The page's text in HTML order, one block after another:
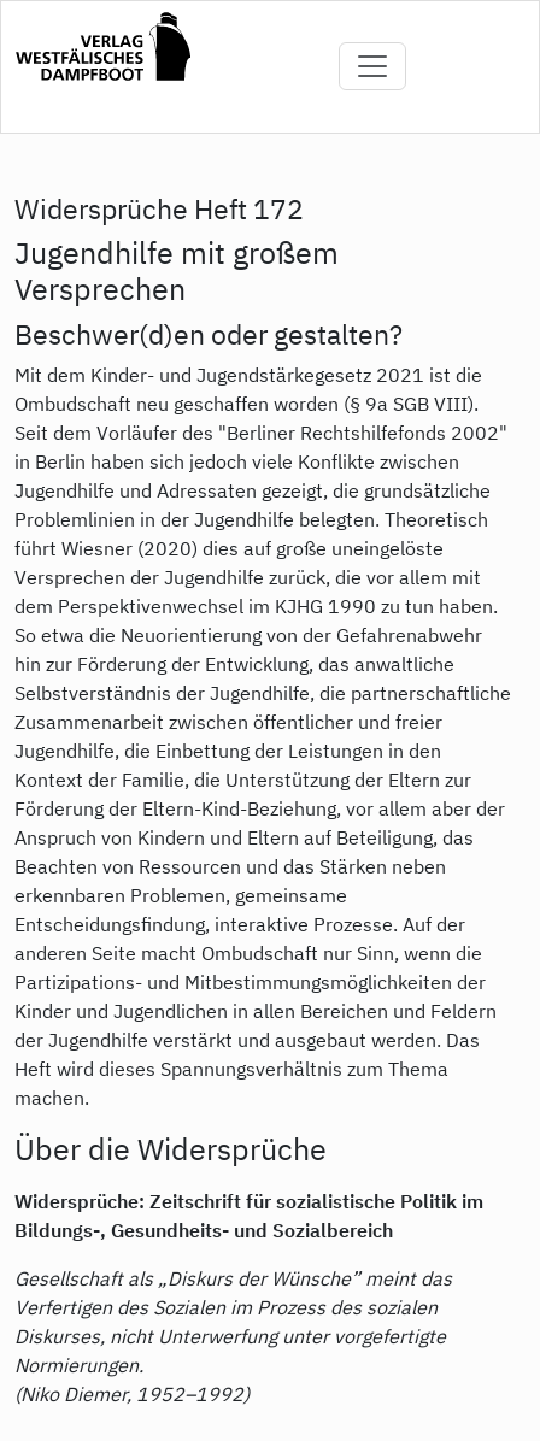
Inhalt
Widersprüche Heft 172
Jugendhilfe mit großem
Versprechen
Beschwer(d)en oder gestalten?
Mit dem Kinder- und Jugendstärkegesetz 2021 ist die
Ombudschaft neu geschaffen worden (§ 9a SGB VIII).
Seit dem Vorläufer des "Berliner Rechtshilfefonds 2002"
in Berlin haben sich jedoch viele Konflikte zwischen
Jugendhilfe und Adressaten gezeigt, die grundsätzliche
Problemlinien in der Jugendhilfe belegten. Theoretisch
führt Wiesner (2020) dies auf große uneingelöste
Versprechen der Jugendhilfe zurück, die vor allem mit
dem Perspektivenwechsel im KJHG 1990 zu tun haben.
So etwa die Neuorientierung von der Gefahrenabwehr
hin zur Förderung der Entwicklung, das anwaltliche
Selbstverständnis der Jugendhilfe, die partnerschaftliche
Zusammenarbeit zwischen öffentlicher und freier
Jugendhilfe, die Einbettung der Leistungen in den
Kontext der Familie, die Unterstützung der Eltern zur
Förderung der Eltern-Kind-Beziehung, vor allem aber der
Anspruch von Kindern und Eltern auf Beteiligung, das
Beachten von Ressourcen und das Stärken neben
erkennbaren Problemen, gemeinsame
Entscheidungsfindung, interaktive Prozesse. Auf der
anderen Seite macht Ombudschaft nur Sinn, wenn die
Partizipations- und Mitbestimmungsmöglichkeiten der
Kinder und Jugendlichen in allen Bereichen und Feldern
der Jugendhilfe verstärkt und ausgebaut werden. Das
Heft wird dieses Spannungsverhältnis zum Thema
machen.
Über die Widersprüche
Widersprüche: Zeitschrift für sozialistische Politik im
Bildungs-, Gesundheits- und Sozialbereich
Gesellschaft als „Diskurs der Wünsche” meint das
Verfertigen des Sozialen im Prozess des sozialen
Diskurses, nicht Unterwerfung unter vorgefertigte
Normierungen.
(Niko Diemer, 1952–1992)